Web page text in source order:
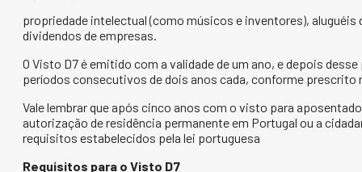
propriedade intelectual (como músicos e inventores),
dividendos de empresas.
O Visto D7 é emitido com a validade de um ano, e depois
períodos consecutivos de dois anos cada, conforme prescrito
Vale lembrar que após cinco anos com o visto para
autorização de residência permanente em Portugal ou a
requisitos estabelecidos pela lei portuguesa
Requisitos para o Visto D7